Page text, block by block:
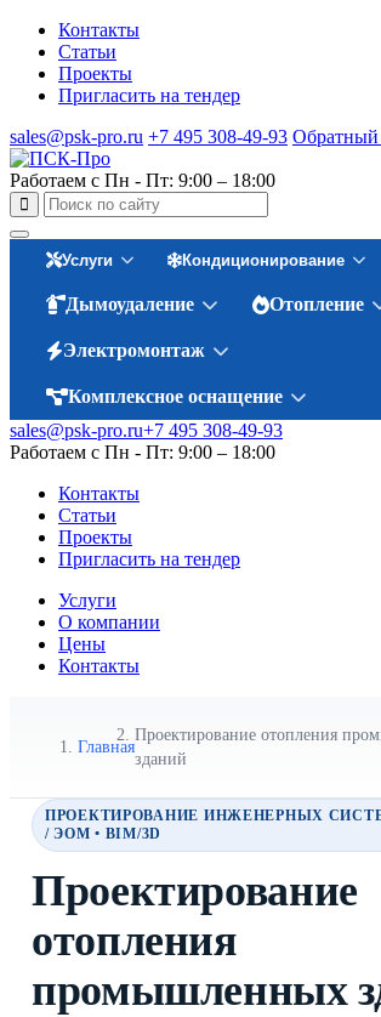
Контакты
Статьи
Проекты
Пригласить на тендер
sales@psk-pro.ru +7 495 308-49-93 Обратный
Работаем с Пн - Пт: 9:00 – 18:00
Услуги Кондиционирование
Дымоудаление Отопление
Электромонтаж
Комплексное оснащение
sales@psk-pro.ru+7 495 308-49-93
Работаем с Пн - Пт: 9:00 – 18:00
Контакты
Статьи
Проекты
Пригласить на тендер
Услуги
О компании
Цены
Контакты
Главная
Проектирование отопления
зданий
ПРОЕКТИРОВАНИЕ ИНЖЕНЕРНЫХ
/ ЭОМ • BIM/3D
Проектирование
отопления
промышленных